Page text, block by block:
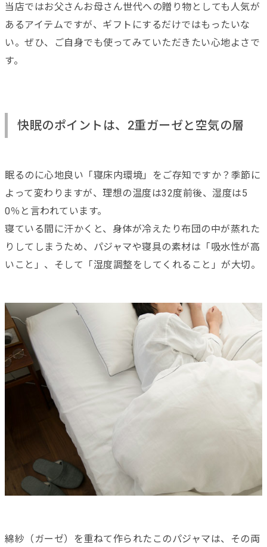
当店ではお父さんお母さん世代への贈り物としても人気が
あるアイテムですが、ギフトにするだけではもったいな
い。ぜひ、ご自身でも使ってみていただきたい心地よさで
す。
快眠のポイントは、2重ガーゼと空気の層
眠るのに心地良い「寝床内環境」をご存知ですか？季節に
よって変わりますが、理想の温度は32度前後、湿度は5
0％と言われています。
寝ている間に汗かくと、身体が冷えたり布団の中が蒸れた
りしてしまうため、パジャマや寝具の素材は「吸水性が高
いこと」、そして「湿度調整をしてくれること」が大切。
綿紗（ガーゼ）を重ねて作られたこのパジャマは、その両